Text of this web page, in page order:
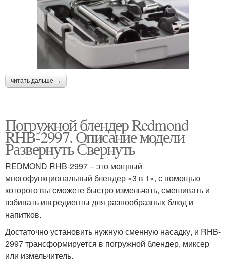
читать дальше →
Погружной блендер Redmond
RHB-2997. Описание модели
Развернуть Свернуть
REDMOND RHB-2997 – это мощный
многофункциональный блендер «3 в 1», с помощью
которого вы сможете быстро измельчать, смешивать и
взбивать ингредиенты для разнообразных блюд и
напитков.
Достаточно установить нужную сменную насадку, и RHB-
2997 трансформируется в погружной блендер, миксер
или измельчитель.